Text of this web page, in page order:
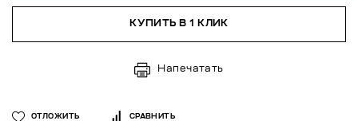
КУПИТЬ В 1 КЛИК
Напечатать
ОТЛОЖИТЬ СРАВНИТЬ